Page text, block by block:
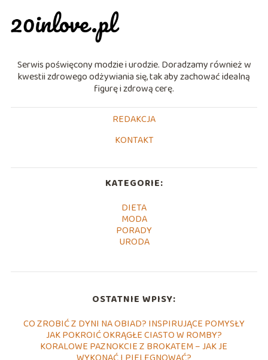
Serwis poświęcony modzie i urodzie. Doradzamy również w
kwestii zdrowego odżywiania się, tak aby zachować idealną
figurę i zdrową cerę.
REDAKCJA
KONTAKT
KATEGORIE:
DIETA
MODA
PORADY
URODA
OSTATNIE WPISY:
CO ZROBIĆ Z DYNI NA OBIAD? INSPIRUJĄCE POMYSŁY
JAK POKROIĆ OKRĄGŁE CIASTO W ROMBY?
KORALOWE PAZNOKCIE Z BROKATEM – JAK JE